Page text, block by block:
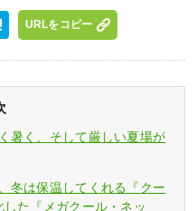
URLをコピー
暑く、そして厳しい夏場が
冬は保温してくれる『クー
た『メガクール・ネッ